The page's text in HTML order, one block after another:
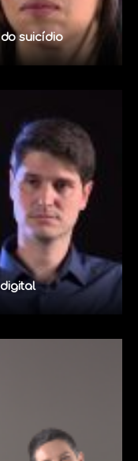
suicídio